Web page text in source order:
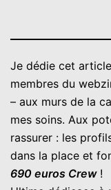
Je dédie cet
membres du
– aux murs de la
mes soins. Aux
rassurer : les
dans la place et
690 euros Crew!